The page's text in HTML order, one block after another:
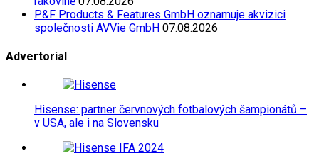
P&F Products & Features GmbH oznamuje akvizici
společnosti AVVie GmbH 07.08.2026
Advertorial
Hisense: partner červnových fotbalových šampionátů –
v USA, ale i na Slovensku